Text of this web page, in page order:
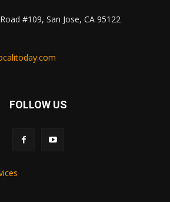
#109, San Jose, CA 95122
FOLLOW US